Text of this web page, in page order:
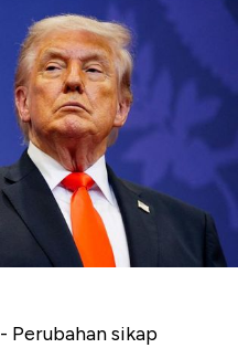
- Perubahan sikap